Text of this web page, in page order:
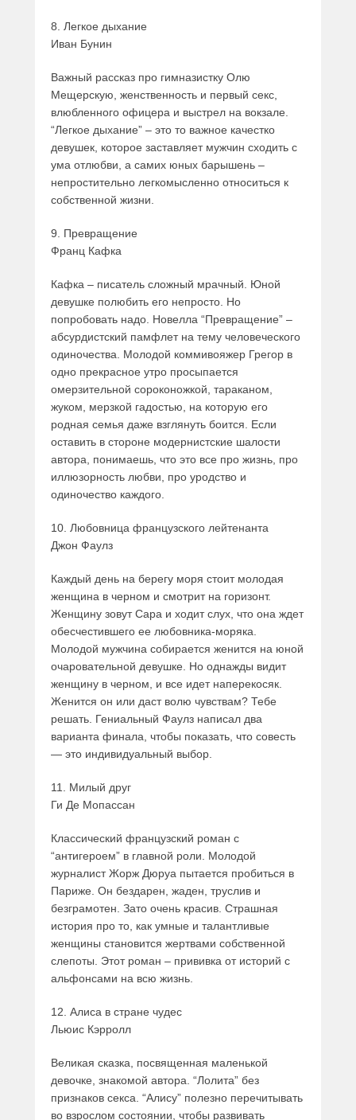
8. Легкое дыхание
Иван Бунин
Важный рассказ про гимназистку Олю
Мещерскую, женственность и первый секс,
влюбленного офицера и выстрел на вокзале.
“Легкое дыхание” – это то важное качестко
девушек, которое заставляет мужчин сходить с
ума отлюбви, а самих юных барышень –
непростительно легкомысленно относиться к
собственной жизни.
9. Превращение
Франц Кафка
Кафка – писатель сложный мрачный. Юной
девушке полюбить его непросто. Но
попробовать надо. Новелла “Превращение” –
абсурдистский памфлет на тему человеческого
одиночества. Молодой коммивояжер Грегор в
одно прекрасное утро просыпается
омерзительной сороконожкой, тараканом,
жуком, мерзкой гадостью, на которую его
родная семья даже взглянуть боится. Если
оставить в стороне модернистские шалости
автора, понимаешь, что это все про жизнь, про
иллюзорность любви, про уродство и
одиночество каждого.
10. Любовница французского лейтенанта
Джон Фаулз
Каждый день на берегу моря стоит молодая
женщина в черном и смотрит на горизонт.
Женщину зовут Сара и ходит слух, что она ждет
обесчестившего ее любовника-моряка.
Молодой мужчина собирается женится на юной
очаровательной девушке. Но однажды видит
женщину в черном, и все идет наперекосяк.
Женится он или даст волю чувствам? Тебе
решать. Гениальный Фаулз написал два
варианта финала, чтобы показать, что совесть
— это индивидуальный выбор.
11. Милый друг
Ги Де Мопассан
Классический французский роман с
“антигероем” в главной роли. Молодой
журналист Жорж Дюруа пытается пробиться в
Париже. Он бездарен, жаден, труслив и
безграмотен. Зато очень красив. Страшная
история про то, как умные и талантливые
женщины становится жертвами собственной
слепоты. Этот роман – прививка от историй с
альфонсами на всю жизнь.
12. Алиса в стране чудес
Льюис Кэрролл
Великая сказка, посвященная маленькой
девочке, знакомой автора. “Лолита” без
признаков секса. “Алису” полезно перечитывать
во взрослом состоянии, чтобы развивать